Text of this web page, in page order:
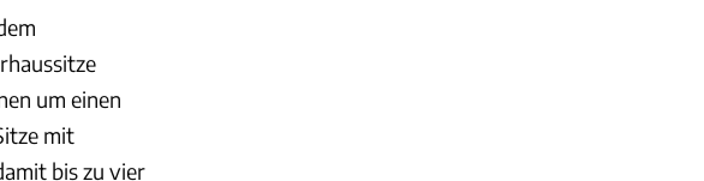
um einen
mit
bis zu vier